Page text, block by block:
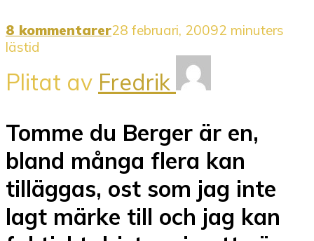
8 kommentarer28 februari, 20092 minuters
lästid
Plitat av Fredrik
Tomme du Berger är en,
bland många flera kan
tilläggas, ost som jag inte
lagt märke till och jag kan